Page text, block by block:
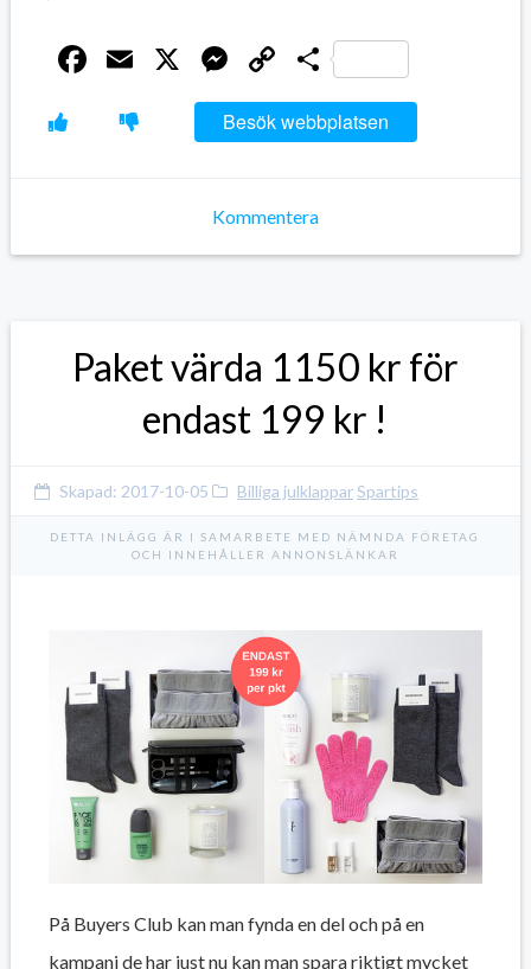
Facebook
Email
X Messenger
Copy
Link
Dela
Besök webbplatsen
Kommentera
Paket värda 1150 kr för
endast 199 kr !
Skapad: 2017-10-05 Billiga julklapparSpartips
DETTA INLÄGG ÄR I SAMARBETE MED NÄMNDA FÖRETAG
OCH INNEHÅLLER ANNONSLÄNKAR
På Buyers Club kan man fynda en del och på en
kampanj de har just nu kan man spara riktigt mycket